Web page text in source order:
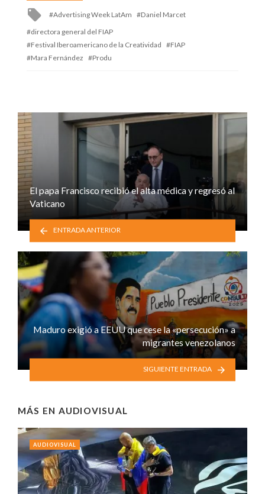
Tagged
Advertising Week LatAm
Daniel Marcet
directora general del FIAP
Festival Iberoamericano de la Creatividad
FIAP
Mara Fernández
Produ
El papa Francisco recibió el alta médica y regresó al
Vaticano
ENTRADA ANTERIOR
Maduro exigió a EEUU que cese la «persecución» a
migrantes venezolanos
SIGUIENTE ENTRADA
MÁS EN AUDIOVISUAL
AUDIOVISUAL